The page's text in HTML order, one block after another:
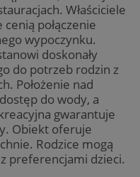
Właściciele
połączenie
wypoczynku.
doskonały
do potrzeb rodzin z
Położenie nad
do wody, a
gwarantuje
Obiekt oferuje
Rodzice mogą
preferencjami dzieci.